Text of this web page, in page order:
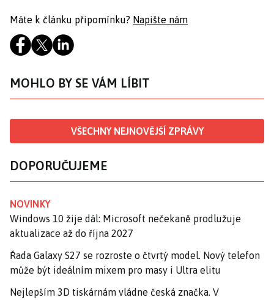
Máte k článku připomínku? Napište nám
MOHLO BY SE VÁM LÍBIT
VŠECHNY NEJNOVĚJŠÍ ZPRÁVY
DOPORUČUJEME
NOVINKY
Windows 10 žije dál: Microsoft nečekaně prodlužuje
aktualizace až do října 2027
Řada Galaxy S27 se rozroste o čtvrtý model. Nový telefon
může být ideálním mixem pro masy i Ultra elitu
Nejlepším 3D tiskárnám vládne česká značka. V